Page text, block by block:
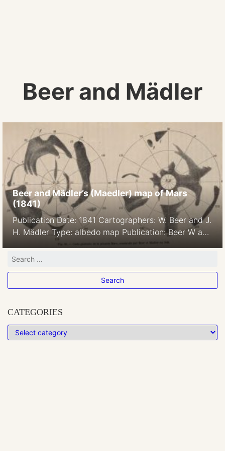
Beer and Mädler
Beer and Mädler’s (Maedler) map of Mars
(1841)
Publication Date: 1841 Cartographers: W. Beer and J.
H. Mädler Type: albedo map Publication: Beer W and
Mädler JH (1841) Beiträge zur physischen Kenntniss
der himmlischen Körper im Sonnensysteme mit 7
and J. H. Mädler chose first the dark albedo marking
CATEGORIES